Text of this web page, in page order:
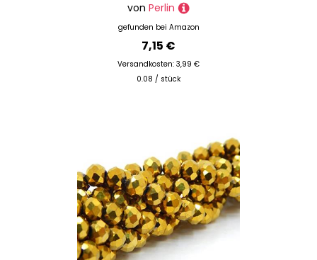
von Perlin
gefunden bei Amazon
7,15 €
Versandkosten: 3,99 €
0.08 / stück